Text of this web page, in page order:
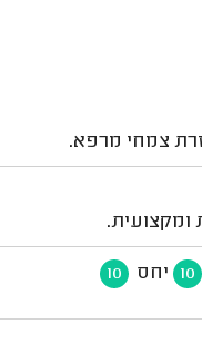
צמחי מרפא.
10 יחס 10